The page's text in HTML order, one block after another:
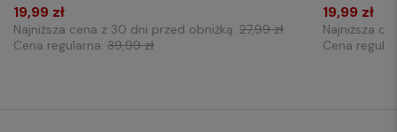
19,99 zł
Najniższa cena z 30 dni przed obniżką: 27,99 zł
Cena regularna: 39,99 zł
19,99 zł
Najniższa
Cena